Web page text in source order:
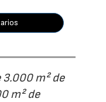
m² de
m² de